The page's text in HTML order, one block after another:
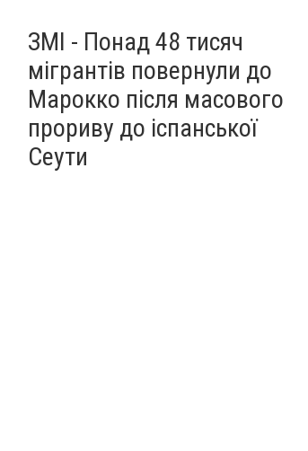
ЗМІ - Понад 48 тисяч
мігрантів повернули до
Марокко після масового
прориву до іспанської
Сеути